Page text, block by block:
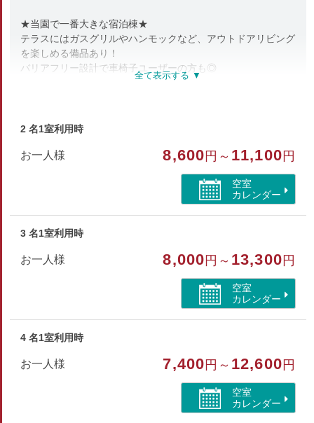
★当園で一番大きな宿泊棟★
テラスにはガスグリルやハンモックなど、アウトドアリビング
を楽しめる備品あり！
バリアフリー設計で車椅子ユーザーの方も◎
wifi完備/ 空気清浄機設置/ 脱衣所と洗面台別々/ 建物横に駐車
※タオル・バスタオル・ハブラシ・寝間着は備え付けておりま
※添寝のお子様を含め6名様までのご利用とさせていただきま
部屋種別
コテージ・棟
部屋特徴
バス/トイレ/禁煙/インターネットができる部屋/バリア
2 名1室利用時
お一人様 8,600 円～ 11,100 円
空室
カレンダー
3 名1室利用時
お一人様 8,000 円～ 13,300 円
空室
カレンダー
4 名1室利用時
お一人様 7,400 円～ 12,600 円
空室
カレンダー